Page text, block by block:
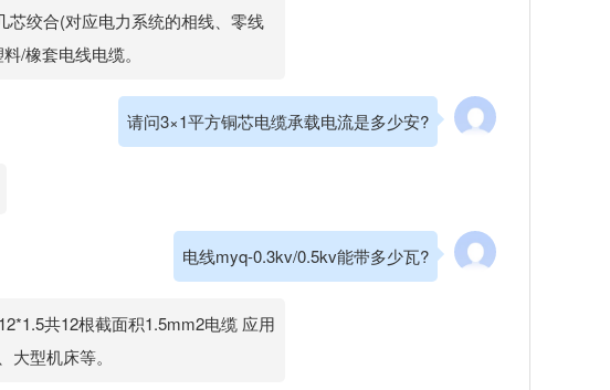
芯绞合(对应电力系统的相线、零线
/橡套电线电缆。
请问3×1平方铜芯电缆承载电流是多少安?
电线myq-0.3kv/0.5kv能带多少瓦?
共12根截面积1.5mm2电缆 应用
型机床等。